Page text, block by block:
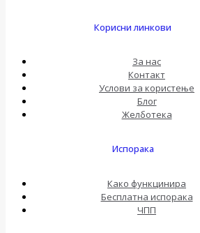
Корисни линкови
За нас
Контакт
Услови за користење
Блог
Желботека
Испорака
Како функцинира
Бесплатна испорака
ЧПП